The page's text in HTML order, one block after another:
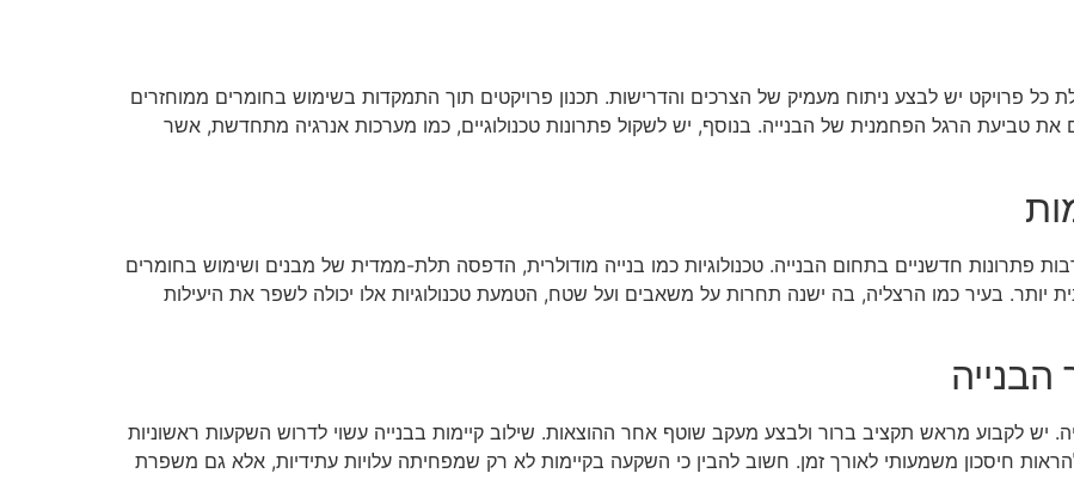
כל פרויקט יש לבצע ניתוח מעמיק של הצרכים והדרישות. תכנון פרויקטים תוך התמקדות בשימוש בחומרים ממוחזרים
את טביעת הרגל הפחמנית של הבנייה. בנוסף, יש לשקול פתרונות טכנולוגיים, כמו מערכות אנרגיה מתחדשת, אשר
פתרונות חדשניים בתחום הבנייה. טכנולוגיות כמו בנייה מודולרית, הדפסה תלת-ממדית של מבנים ושימוש בחומרים
יותר. בעיר כמו הרצליה, בה ישנה תחרות על משאבים ועל שטח, הטמעת טכנולוגיות אלו יכולה לשפר את היעילות
יש לקבוע מראש תקציב ברור ולבצע מעקב שוטף אחר ההוצאות. שילוב קיימות בבנייה עשוי לדרוש השקעות ראשוניות
חיסכון משמעותי לאורך זמן. חשוב להבין כי השקעה בקיימות לא רק שמפחיתה עלויות עתידיות, אלא גם משפרת